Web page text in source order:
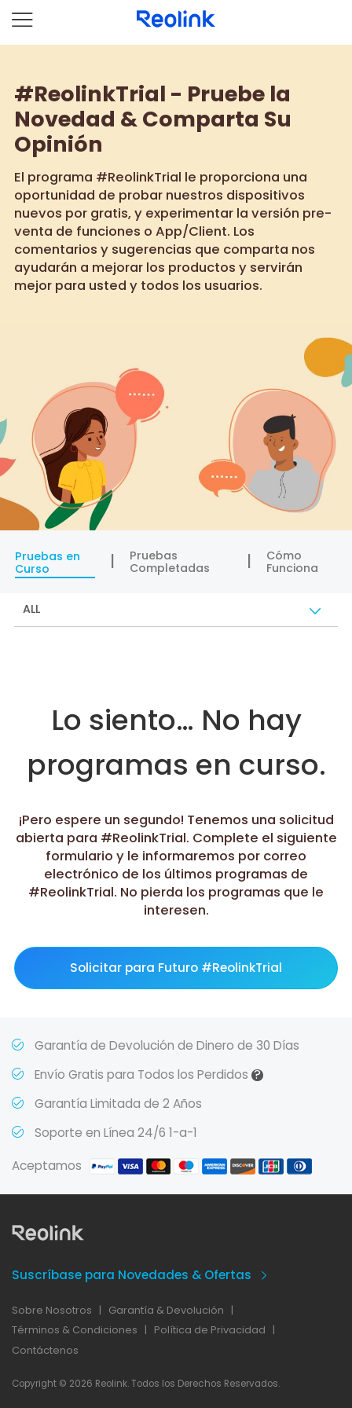
#ReolinkTrial - Pruebe la
Novedad & Comparta Su
Opinión
El programa #ReolinkTrial le proporciona una
oportunidad de probar nuestros dispositivos
nuevos por gratis, y experimentar la versión pre-
venta de funciones o App/Client. Los
comentarios y sugerencias que comparta nos
ayudarán a mejorar los productos y servirán
mejor para usted y todos los usuarios.
Pruebas en
Curso
Pruebas
Completadas
Cómo
Funciona
ALL
Lo siento… No hay
programas en curso.
¡Pero espere un segundo! Tenemos una solicitud
abierta para #ReolinkTrial. Complete el siguiente
formulario y le informaremos por correo
electrónico de los últimos programas de
#ReolinkTrial. No pierda los programas que le
interesen.
Solicitar para Futuro #ReolinkTrial
Garantía de Devolución de Dinero de 30 Días
Envío Gratis para Todos los Perdidos ?
Garantía Limitada de 2 Años
Soporte en Línea 24/6 1-a-1
Aceptamos
Suscríbase para Novedades & Ofertas
Sobre Nosotros | Garantía & Devolución |
Términos & Condiciones | Política de Privacidad |
Contáctenos
Copyright © 2026 Reolink. Todos los Derechos Reservados.